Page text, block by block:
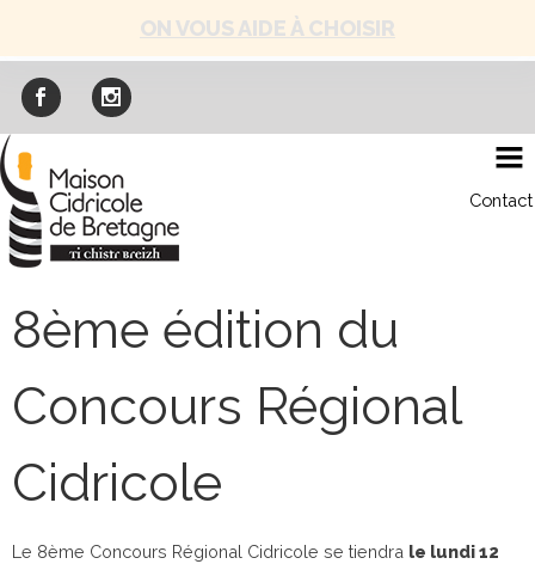
content
ON VOUS AIDE À CHOISIR
Contact
8ème édition du
Concours Régional
Cidricole
Le 8ème Concours Régional Cidricole se tiendra le lundi 12